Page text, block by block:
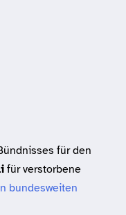
für den
für verstorbene
bundesweiten